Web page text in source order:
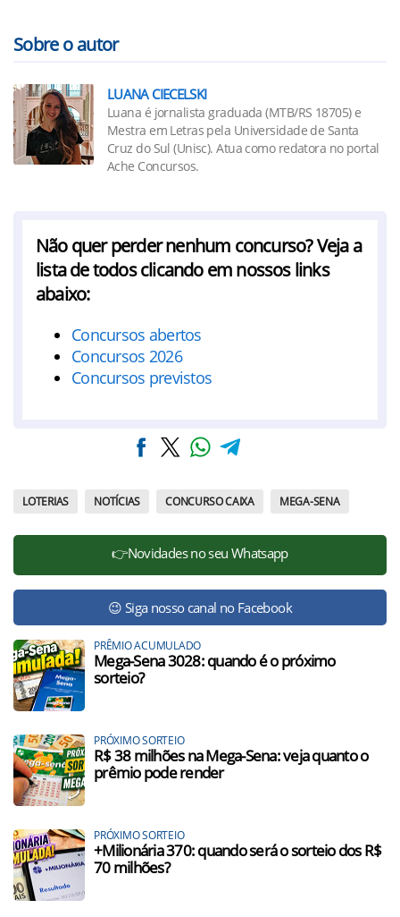
Sobre o autor
LUANA CIECELSKI
Luana é jornalista graduada (MTB/RS 18705) e
Mestra em Letras pela Universidade de Santa
Cruz do Sul (Unisc). Atua como redatora no portal
Ache Concursos.
Não quer perder nenhum concurso? Veja a
lista de todos clicando em nossos links
abaixo:
Concursos abertos
Concursos 2026
Concursos previstos
LOTERIAS NOTÍCIAS CONCURSO CAIXA MEGA-SENA
👉Novidades no seu Whatsapp
😉 Siga nosso canal no Facebook
PRÊMIO ACUMULADO
Mega-Sena 3028: quando é o próximo
sorteio?
PRÓXIMO SORTEIO
R$ 38 milhões na Mega-Sena: veja quanto o
prêmio pode render
PRÓXIMO SORTEIO
+Milionária 370: quando será o sorteio dos R$
70 milhões?